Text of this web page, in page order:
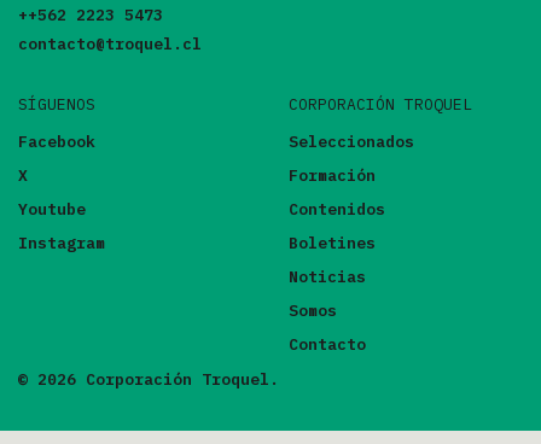
++562 2223 5473
contacto@troquel.cl
SÍGUENOS
Facebook
X
Youtube
Instagram
CORPORACIÓN TROQUEL
Seleccionados
Formación
Contenidos
Boletines
Noticias
Somos
Contacto
© 2026 Corporación Troquel.